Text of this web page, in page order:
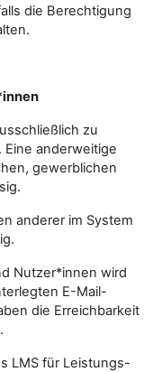
die Berechtigung
zu
anderweitige
gewerblichen
anderer im System
Nutzer*innen wird
E-Mail-
die Erreichbarkeit
LMS für Leistungs-